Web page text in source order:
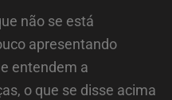
não se está
apresentando
entendem a
o que se disse acima